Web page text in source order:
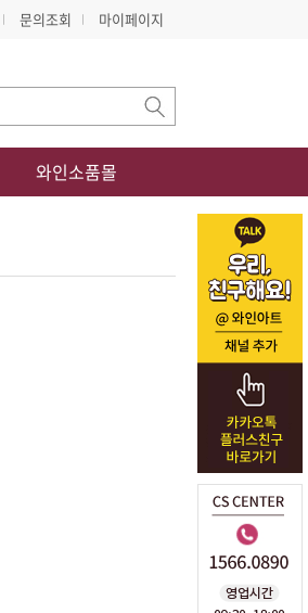
문의조회 마이페이지
와인소품몰